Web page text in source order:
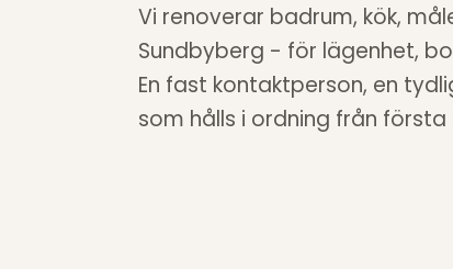
Vi renoverar badrum, kök,
Sundbyberg - för lägenhet,
En fast kontaktperson, en
som hålls i ordning från första